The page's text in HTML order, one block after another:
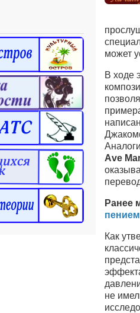
может
В ходе
Аve
Ранее
пением
Как
не